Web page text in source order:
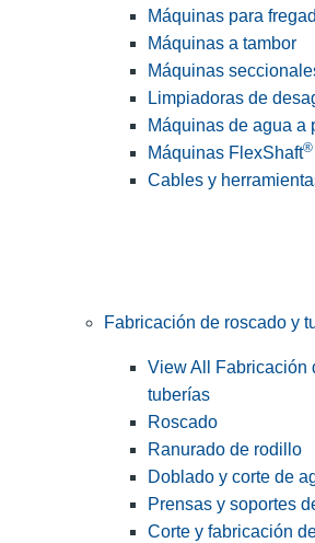
Máquinas para
Máquinas a tambor
Máquinas
Limpiadoras de
Máquinas de agua a
Máquinas FlexShaft®
Cables y
Fabricación de roscado y
View All Fabricación
tuberías
Roscado
Ranurado de rodillo
Doblado y corte de
Prensas y soportes
Corte y fabricación